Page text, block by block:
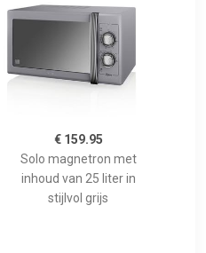
€ 159.95
Solo magnetron met
inhoud van 25 liter in
stijlvol grijs